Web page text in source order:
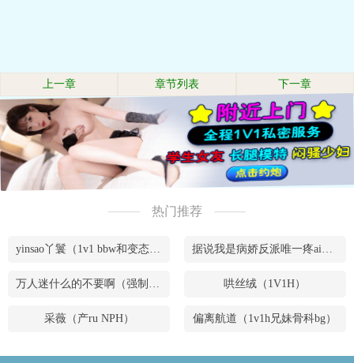
上一章 章节列表 下一章
热门推荐
yinsao丫鬟（1v1 bbw和变态腹黑男） 据说我是病娇反派唯一疼ai的妹妹（兄妹骨）
万人迷什么的不要啊（强制NPH） 哄丝绒（1V1H）
采薇（产ru NPH） 偏离航道（1v1h兄妹骨科bg）